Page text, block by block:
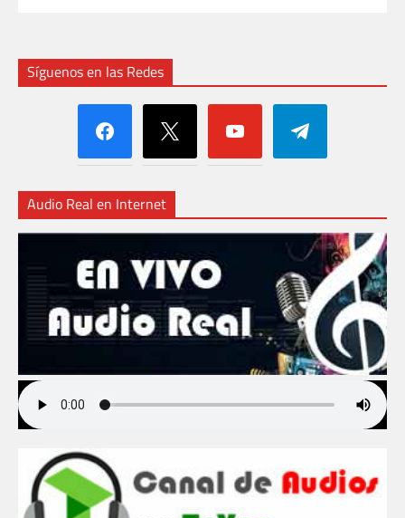
Síguenos en las Redes
facebook x youtube telegram
Audio Real en Internet